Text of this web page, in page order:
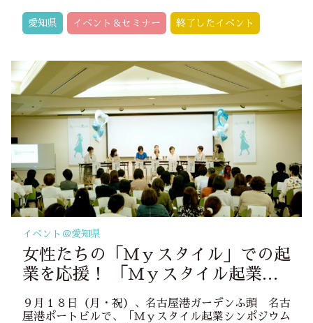
愛知県 イベント＆セミナー 終了したイベント
イベント＠愛知県
女性たちの「Ｍｙスタイル」での起
業を応援！ 「Ｍｙスタイル起業シ
ンポジウム」を開催しました
９月１８日（月・祝）、名古屋港ガーデンふ頭 名古
屋港ポートビルで、「Ｍｙスタイル起業シンポジウム